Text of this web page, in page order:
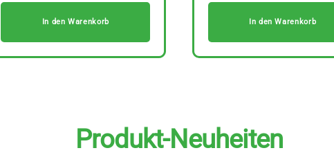
In den Warenkorb In den Warenkorb
Produkt-Neuheiten